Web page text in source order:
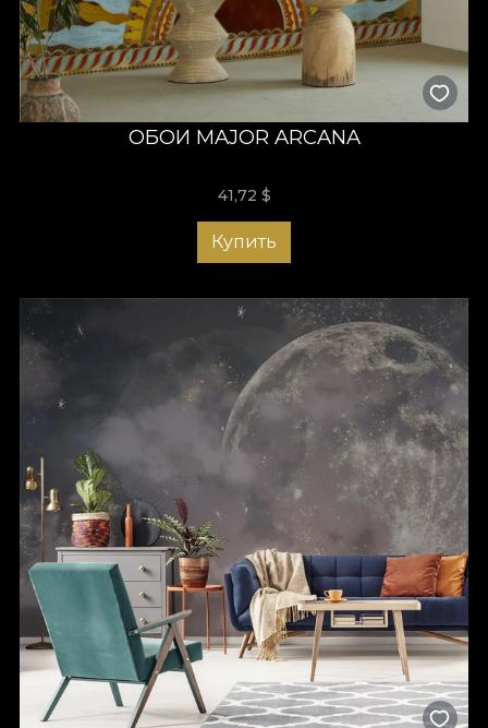
ОБОИ MAJOR ARCANA
41,72 $
Купить